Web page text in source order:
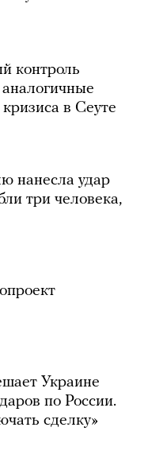
контроль
в Сеуте
нанесла удар
три человека,
Украине
по России.
сделку»